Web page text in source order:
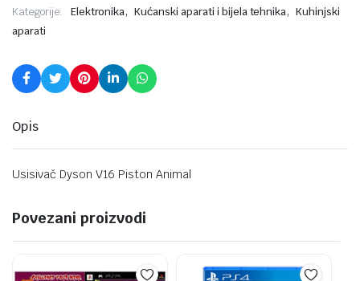
Kategorije: Elektronika, Kućanski aparati i bijela tehnika, Kuhinjski
aparati
Opis
Usisivač Dyson V16 Piston Animal
Povezani proizvodi